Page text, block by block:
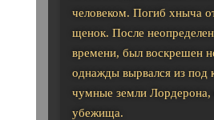
человеком. Погиб хныча
щенок. После
времени, был воскрешен
однажды вырвался из под
чумные земли Лордерона,
убежища.